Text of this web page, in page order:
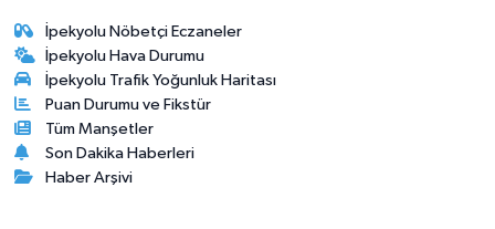
İpekyolu Nöbetçi Eczaneler
İpekyolu Hava Durumu
İpekyolu Trafik Yoğunluk Haritası
Puan Durumu ve Fikstür
Tüm Manşetler
Son Dakika Haberleri
Haber Arşivi